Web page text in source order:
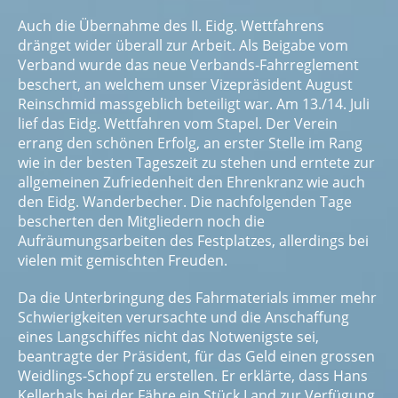
Auch die Übernahme des II. Eidg. Wettfahrens
dränget wider überall zur Arbeit. Als Beigabe vom
Verband wurde das neue Verbands-Fahrreglement
beschert, an welchem unser Vizepräsident August
Reinschmid massgeblich beteiligt war. Am 13./14. Juli
lief das Eidg. Wettfahren vom Stapel. Der Verein
errang den schönen Erfolg, an erster Stelle im Rang
wie in der besten Tageszeit zu stehen und erntete zur
allgemeinen Zufriedenheit den Ehrenkranz wie auch
den Eidg. Wanderbecher. Die nachfolgenden Tage
bescherten den Mitgliedern noch die
Aufräumungsarbeiten des Festplatzes, allerdings bei
vielen mit gemischten Freuden.
Da die Unterbringung des Fahrmaterials immer mehr
Schwierigkeiten verursachte und die Anschaffung
eines Langschiffes nicht das Notwenigste sei,
beantragte der Präsident, für das Geld einen grossen
Weidlings-Schopf zu erstellen. Er erklärte, dass Hans